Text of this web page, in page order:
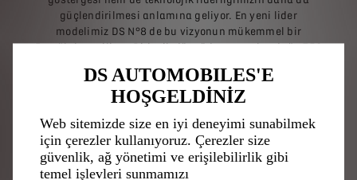
güçlendirilmesi anlamına geliyor. En yeni lider
modelimiz DS N°8 de bu vizyonun mükemmel bir
örneğini sergiliyor. Birleşik döngüde ortaya koyduğu 750
gerekliliği olmadan uzun mesafeli yolculuklar
yapılmasına öncülük ederek %100 elektrikli ulaşımın
DS Performance'ın arkasında yatan misyonun birden
fazla nedenden dolayı hayati öneme sahip olduğunu
söyleyen DS Performance Direktörü Eugenio Franzetti,
DS AUTOMOBILES'E
HOŞGELDİNİZ
Web sitemizde size en iyi deneyimi sunabilmek
için çerezler kullanıyoruz. Çerezler size
güvenlik, ağ yönetimi ve erişilebilirlik gibi
temel işlevleri sunmamızı